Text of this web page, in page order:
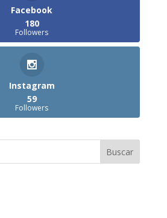
Facebook
180
Followers
Instagram
59
Followers